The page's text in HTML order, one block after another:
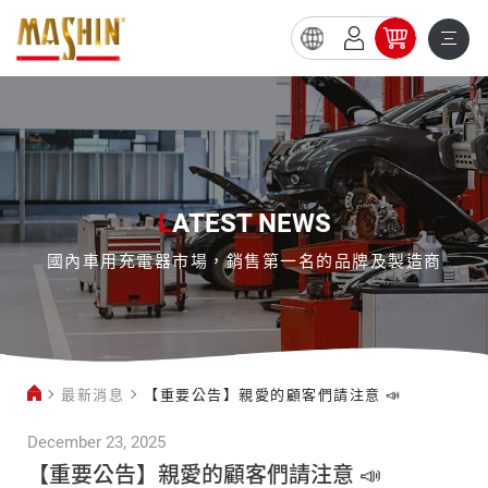
【重
公
告】
親
愛
請
注
意
LATEST NEWS
國內車用充電器市場，銷售第一名的品牌及製造商
最新消息 【重要公告】親愛的顧客們請注意 📣
December 23, 2025
【重要公告】親愛的顧客們請注意 📣